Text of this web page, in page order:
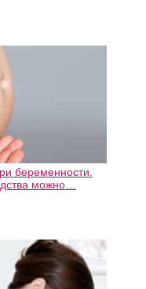
беременности.
можно…